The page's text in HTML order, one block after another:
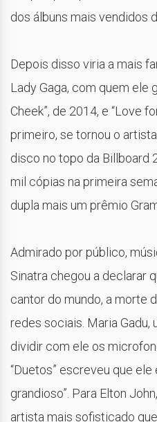
dos álbuns mais vendidos
Depois disso viria a mais
Lady Gaga, com quem ele
Cheek”, de 2014, e “Love
primeiro, se tornou o
disco no topo da Billboard
mil cópias na primeira
dupla mais um prêmio
Admirado por público,
Sinatra chegou a declarar
cantor do mundo, a morte
redes sociais. Maria Gadu,
dividir com ele os
“Duetos” escreveu que ele
grandioso”. Para Elton
artista mais sofisticado